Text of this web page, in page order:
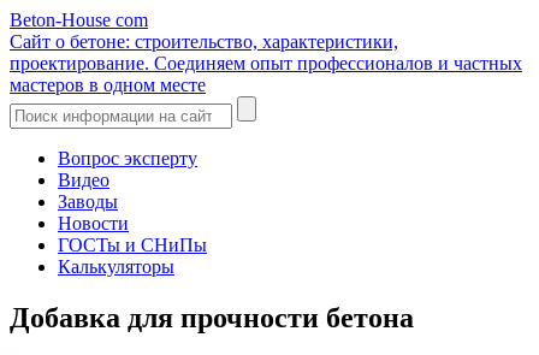
Beton-House com
Сайт о бетоне: строительство, характеристики,
проектирование. Соединяем опыт профессионалов и частных
мастеров в одном месте
Вопрос эксперту
Видео
Заводы
Новости
ГОСТы и СНиПы
Калькуляторы
Добавка для прочности бетона